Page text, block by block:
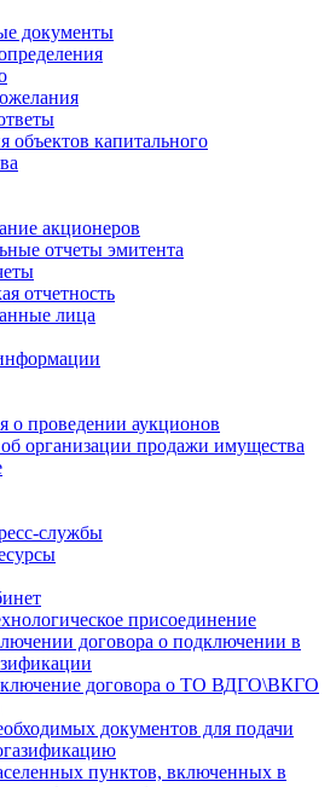
документы
объектов капитального
акционеров
отчеты эмитента
отчетность
лица
о проведении аукционов
организации продажи имущества
службы
присоединение
договора о подключении в
договора о ТО ВДГО\ВКГО
документов для подачи
пунктов, включенных в